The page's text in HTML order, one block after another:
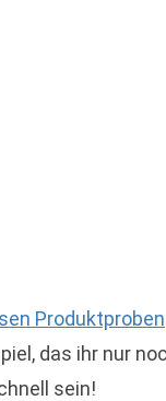
Produktproben
das ihr nur
sein!